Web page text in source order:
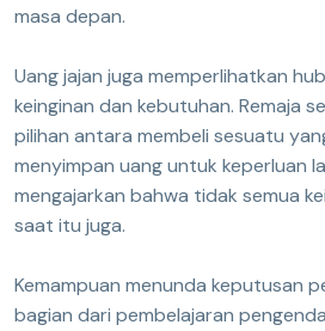
masa depan.
Uang jajan juga memperlihatkan
keinginan dan kebutuhan. Remaja
pilihan antara membeli sesuatu
menyimpan uang untuk keperluan
mengajarkan bahwa tidak semua
saat itu juga.
Kemampuan menunda keputusan
bagian dari pembelajaran